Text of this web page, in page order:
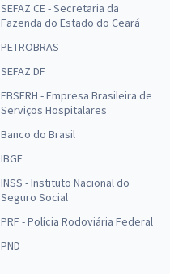
SEFAZ CE - Secretaria da
Fazenda do Estado do Ceará
PETROBRAS
SEFAZ DF
EBSERH - Empresa Brasileira de
Serviços Hospitalares
Banco do Brasil
IBGE
INSS - Instituto Nacional do
Seguro Social
PRF - Polícia Rodoviária Federal
PND